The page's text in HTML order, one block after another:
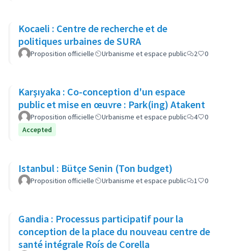
Kocaeli : Centre de recherche et de
politiques urbaines de SURA
Proposition officielle Urbanisme et espace public 2 0
Karşıyaka : Co-conception d'un espace
public et mise en œuvre : Park(ing) Atakent
Proposition officielle Urbanisme et espace public 4
0
Accepted
Istanbul : Bütçe Senin (Ton budget)
Proposition officielle Urbanisme et espace public 1 0
Gandia : Processus participatif pour la
conception de la place du nouveau centre de
santé intégrale Roís de Corella